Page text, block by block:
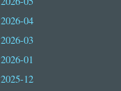
2026-04
2026-03
2026-01
2025-12